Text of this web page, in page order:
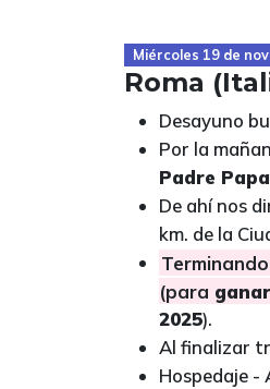
Miércoles 19 de
Roma
Desayuno
Por la
Padre
De ahí nos
km. de la
(para
2025).
Al finalizar
Hospedaje -